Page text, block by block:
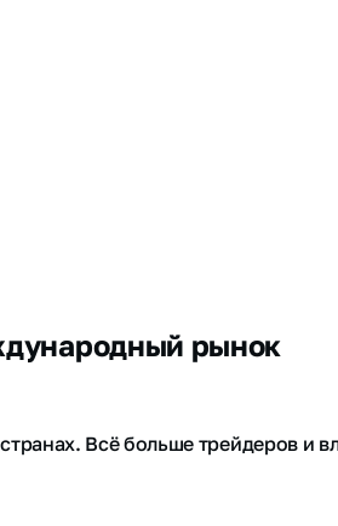
рынок
Всё больше трейдеров и